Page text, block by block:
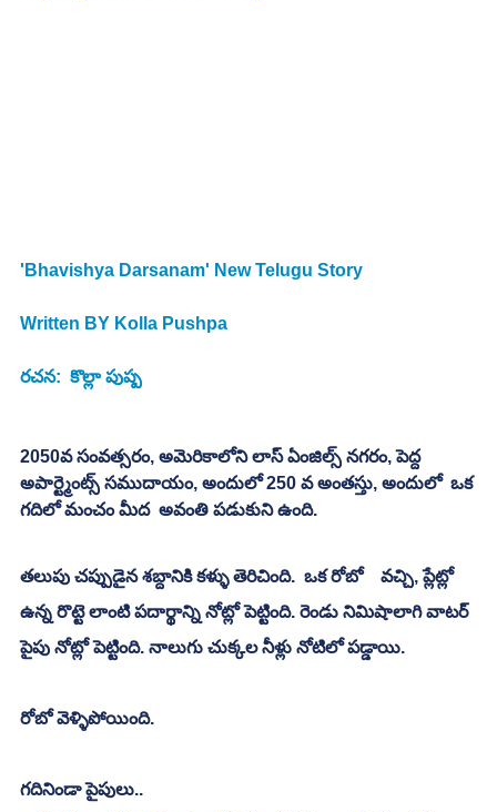
'Bhavishya Darsanam' New Telugu Story
Written BY Kolla Pushpa
రచన:  కొల్లా పుష్ప
2050వ సంవత్సరం, అమెరికాలోని లాస్ ఏంజిల్స్ నగరం, పెద్ద
అపార్ట్మెంట్స్ సముదాయం, అందులో 250 వ అంతస్తు, అందులో  ఒక
గదిలో మంచం మీద  అవంతి పడుకుని ఉంది.
తలుపు చప్పుడైన శబ్దానికి కళ్ళు తెరిచింది.  ఒక రోబో    వచ్చి, ప్లేట్లో
ఉన్న రొట్టె లాంటి పదార్థాన్ని నోట్లో పెట్టింది. రెండు నిమిషాలాగి వాటర్
పైపు నోట్లో పెట్టింది. నాలుగు చుక్కల నీళ్లు నోటిలో పడ్డాయి.
రోబో వెళ్ళిపోయింది.
గదినిండా పైపులు..